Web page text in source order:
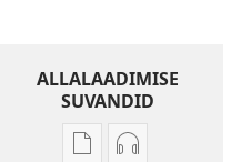
ALLALAADIMISE
SUVANDID
Väljaannete